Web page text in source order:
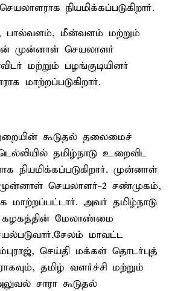
நியமிக்கப்படுகிறார்.
பால்வளம், மீன்வளம் மற்றும்
முன்னாள் செயலாளர்
மற்றும் பழங்குடியினர்
மாற்றப்படுகிறார்.
கூடுதல் தலைமைச்
தமிழ்நாடு உறைவிட
முன்னாள்
செயலாளர்-2 சண்முகம்,
மாற்றப்பட்டார். அவர் தமிழ்நாடு
கழகத்தின் மேலாண்மை
மாவட்ட
செய்தி மக்கள் தொடர்புத்
தமிழ் வளர்ச்சி மற்றும்
சாரா கூடுதல்